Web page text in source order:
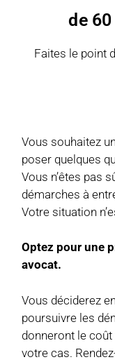
de
Faites le point
Vous souhaitez
poser quelques
Vous n’êtes pas
démarches à
Votre situation
Optez pour une
avocat.
Vous déciderez
poursuivre les
donneront le
votre cas.